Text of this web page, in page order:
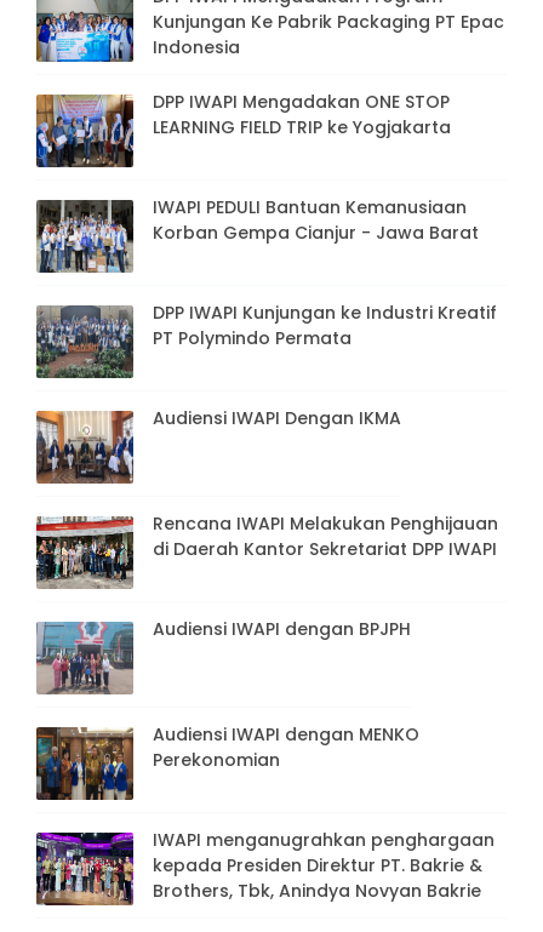
Kunjungan Ke Pabrik Packaging PT Epac
Indonesia
DPP IWAPI Mengadakan ONE STOP
LEARNING FIELD TRIP ke Yogjakarta
IWAPI PEDULI Bantuan Kemanusiaan
Korban Gempa Cianjur - Jawa Barat
DPP IWAPI Kunjungan ke Industri Kreatif
PT Polymindo Permata
Audiensi IWAPI Dengan IKMA
Rencana IWAPI Melakukan Penghijauan
di Daerah Kantor Sekretariat DPP IWAPI
Audiensi IWAPI dengan BPJPH
Audiensi IWAPI dengan MENKO
Perekonomian
IWAPI menganugrahkan penghargaan
kepada Presiden Direktur PT. Bakrie &
Brothers, Tbk, Anindya Novyan Bakrie